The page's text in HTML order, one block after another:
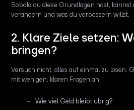
Sobald du diese Grundlagen hast, kannst
verändern und was du verbessern willst.
2. Klare Ziele setzen:
bringen?
Versuch nicht, alles auf einmal zu lösen.
mit wenigen, klaren Fragen an:
Wie viel Geld bleibt übrig?